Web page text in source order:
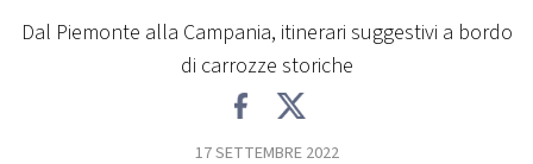
Dal Piemonte alla Campania, itinerari suggestivi a bordo
di carrozze storiche
17 SETTEMBRE 2022